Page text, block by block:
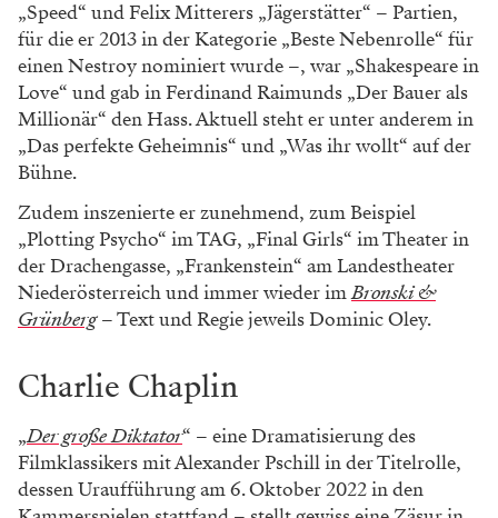
„Speed“ und Felix Mitterers „Jägerstätter“ – Partien,
für die er 2013 in der Kategorie „Beste Nebenrolle“ für
einen Nestroy nominiert wurde –, war „Shakespeare in
Love“ und gab in Ferdinand Raimunds „Der Bauer als
Millionär“ den Hass. Aktuell steht er unter anderem in
„Das perfekte Geheimnis“ und „Was ihr wollt“ auf der
Bühne.
Zudem inszenierte er zunehmend, zum Beispiel
„Plotting Psycho“ im TAG, „Final Girls“ im Theater in
der Drachengasse, „Frankenstein“ am Landestheater
Niederösterreich und immer wieder imBronski &
Grünberg– Text und Regie jeweils Dominic Oley.
Charlie Chaplin
„Der große Diktator“ – eine Dramatisierung des
Filmklassikers mit Alexander Pschill in der Titelrolle,
dessen Uraufführung am 6. Oktober 2022 in den